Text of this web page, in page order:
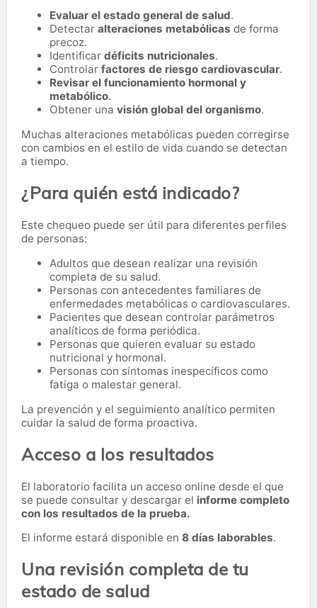
Evaluar el estado general de salud.
Detectar alteraciones metabólicas de forma
precoz.
Identificar déficits nutricionales.
Controlar factores de riesgo cardiovascular.
Revisar el funcionamiento hormonal y
metabólico.
Obtener una visión global del organismo.
Muchas alteraciones metabólicas pueden corregirse
con cambios en el estilo de vida cuando se detectan
a tiempo.
¿Para quién está indicado?
Este chequeo puede ser útil para diferentes perfiles
de personas:
Adultos que desean realizar una revisión
completa de su salud.
Personas con antecedentes familiares de
enfermedades metabólicas o cardiovasculares.
Pacientes que desean controlar parámetros
analíticos de forma periódica.
Personas que quieren evaluar su estado
nutricional y hormonal.
Personas con síntomas inespecíficos como
fatiga o malestar general.
La prevención y el seguimiento analítico permiten
cuidar la salud de forma proactiva.
Acceso a los resultados
El laboratorio facilita un acceso online desde el que
se puede consultar y descargar el informe completo
con los resultados de la prueba.
El informe estará disponible en 8 días laborables.
Una revisión completa de tu
estado de salud